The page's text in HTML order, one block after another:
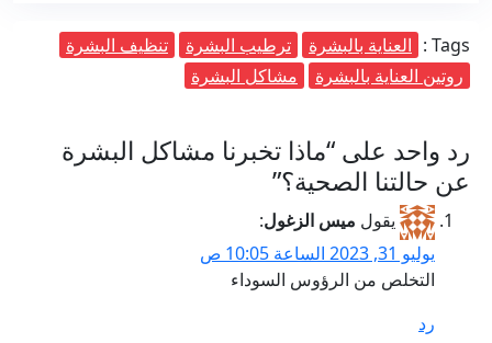
Tags : العناية بالبشرة ترطيب البشرة
تنظيف البشرة
روتين العناية بالبشرة
مشاكل البشرة
رد واحد على “ماذا تخبرنا مشاكل البشرة
عن حالتنا الصحية؟”
يقول ميس الزغول:
يوليو 31, 2023 الساعة 10:05 ص
التخلص من الرؤوس السوداء
رد